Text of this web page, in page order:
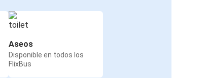
Aseos
Disponible en todos los
FlixBus